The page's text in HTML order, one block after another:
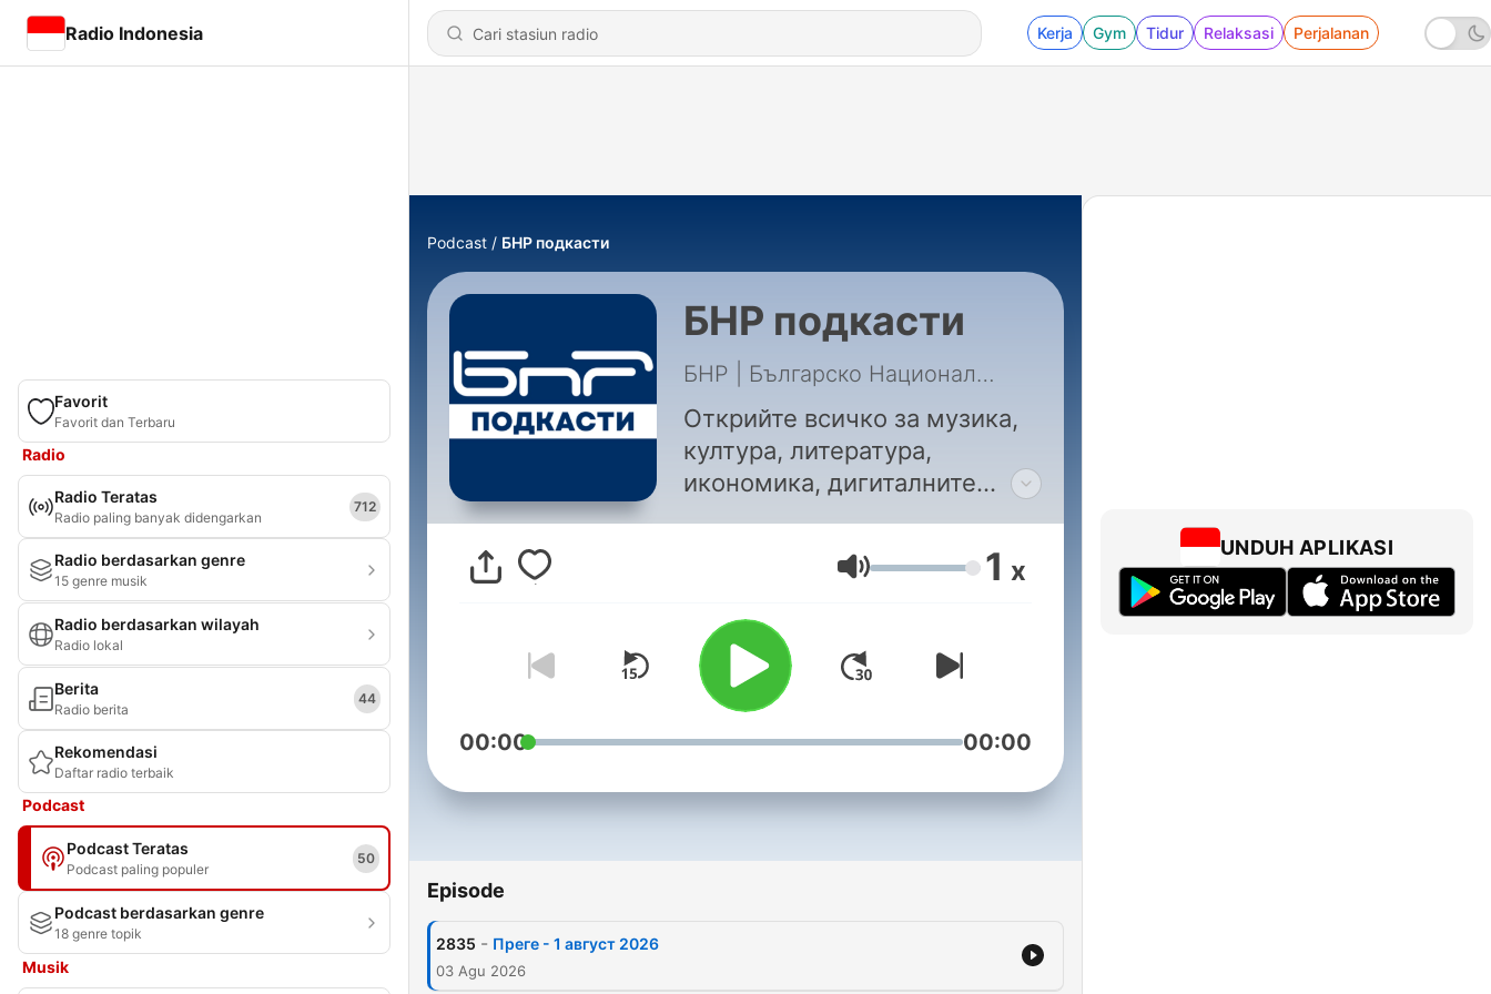
Radio Indonesia Kerja Gym Tidur Relaksasi Perjalanan
Favorit
Favorit dan Terbaru
Radio
Radio Teratas
Radio paling banyak didengarkan
712
Radio berdasarkan genre
15 genre musik
Radio berdasarkan wilayah
Radio lokal
Berita
Radio berita
44
Rekomendasi
Daftar radio terbaik
Podcast
Podcast Teratas
Podcast paling populer
50
Podcast berdasarkan genre
18 genre topik
Musik
Podcast БНР подкасти
БНР подкасти
БНР | Българско Национално Радио
Открийте всичко за музика,
култура, литература,
икономика, дигиталните
Volume 1 x
00:00 00:00
Episode
2835 - Преге - 1 август 2026
03 Agu 2026
UNDUH APLIKASI